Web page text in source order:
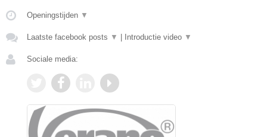
Openingstijden ▼
Laatste facebook posts ▼ Introductie video ▼
Sociale media: